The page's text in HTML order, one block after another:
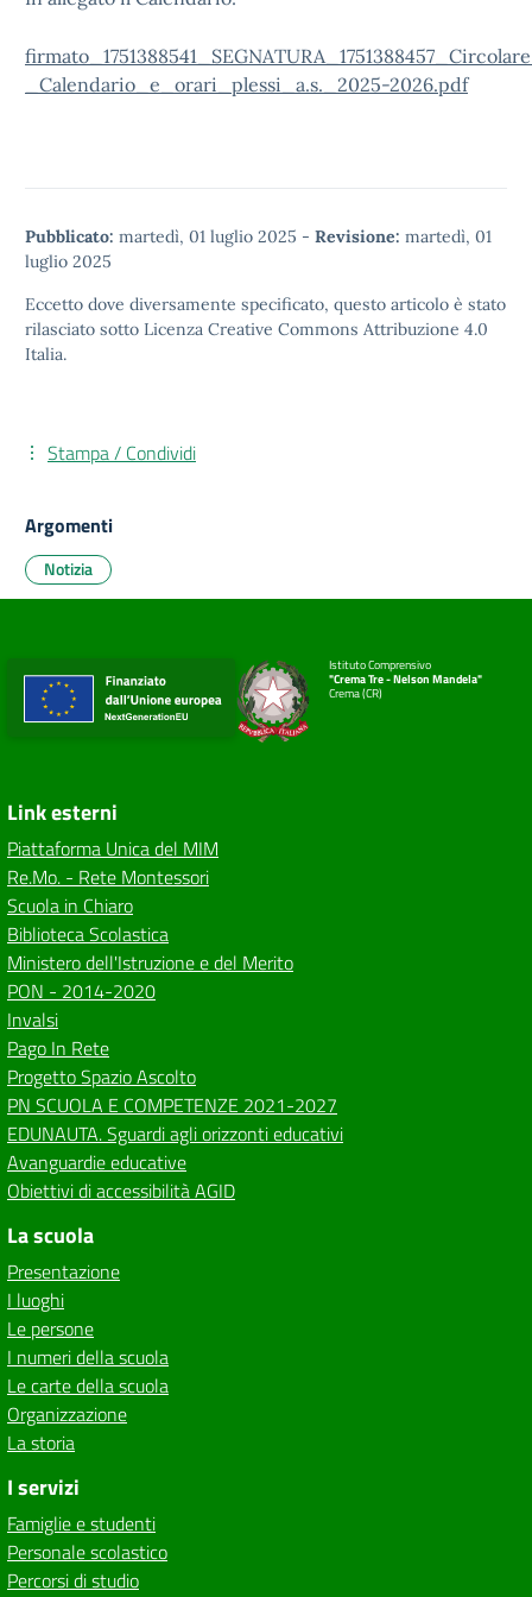
_Calendario_e_orari_plessi_a.s._2025-2026.pdf
Pubblicato: martedì, 01 luglio 2025 - Revisione: martedì, 01
luglio 2025
Eccetto dove diversamente specificato, questo articolo è stato
rilasciato sotto Licenza Creative Commons Attribuzione 4.0
Italia.
Stampa / Condividi
Argomenti
Notizia
Istituto Comprensivo
"Crema Tre - Nelson Mandela"
Crema (CR)
Link esterni
Piattaforma Unica del MIM
Re.Mo. - Rete Montessori
Scuola in Chiaro
Biblioteca Scolastica
Ministero dell'Istruzione e del Merito
PON - 2014-2020
Invalsi
Pago In Rete
Progetto Spazio Ascolto
PN SCUOLA E COMPETENZE 2021-2027
EDUNAUTA. Sguardi agli orizzonti educativi
Avanguardie educative
Obiettivi di accessibilità AGID
La scuola
Presentazione
I luoghi
Le persone
I numeri della scuola
Le carte della scuola
Organizzazione
La storia
I servizi
Famiglie e studenti
Personale scolastico
Percorsi di studio